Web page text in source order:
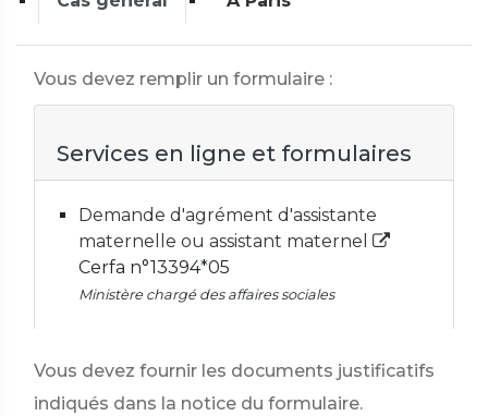
Vous devez remplir un formulaire :
Services en ligne et formulaires
Demande d'agrément d'assistante
maternelle ou assistant maternel
Cerfa n°13394*05
Ministère chargé des affaires sociales
Vous devez fournir les documents justificatifs
indiqués dans la notice du formulaire.